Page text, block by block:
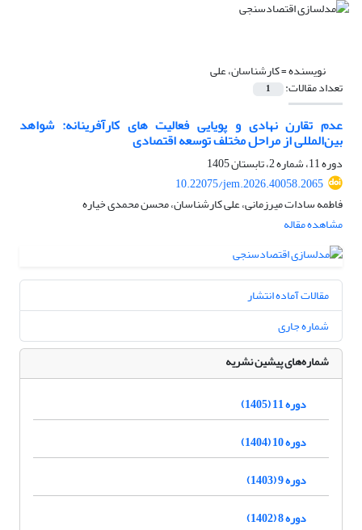
نویسنده =کارشناسان، علی
تعداد مقالات: 1
عدم تقارن نهادی و پویایی فعالیت های کارآفرینانه: شواهد
بین‌المللی از مراحل مختلف توسعه اقتصادی
دوره 11، شماره 2، تابستان 1405
10.22075/jem.2026.40058.2065
فاطمه سادات میرزمانی، علی کارشناسان، محسن محمدی خیاره
مشاهده مقاله
مقالات آماده انتشار
شماره جاری
شماره‌های پیشین نشریه
دوره 11 (1405)
دوره 10 (1404)
دوره 9 (1403)
دوره 8 (1402)